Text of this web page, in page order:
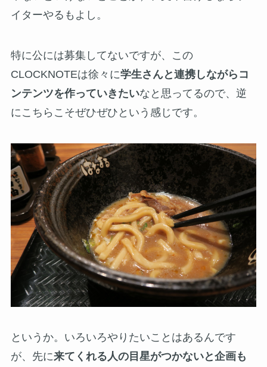
イターやるもよし。
特に公には募集してないですが、この
CLOCKNOTEは徐々に学生さんと連携しながらコ
ンテンツを作っていきたいなと思ってるので、逆
にこちらこそぜひぜひという感じです。
というか。いろいろやりたいことはあるんです
が、先に来てくれる人の目星がつかないと企画も